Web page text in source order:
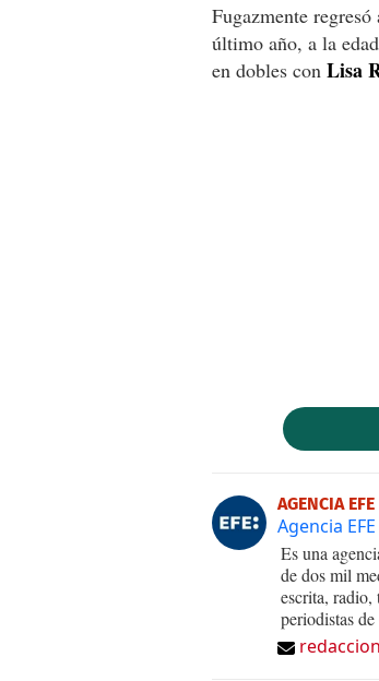
Fugazmente
último año, a la
en dobles con Lisa
AGENCIA EFE
Agencia EFE
Es una
de dos mil
escrita, radio,
periodistas